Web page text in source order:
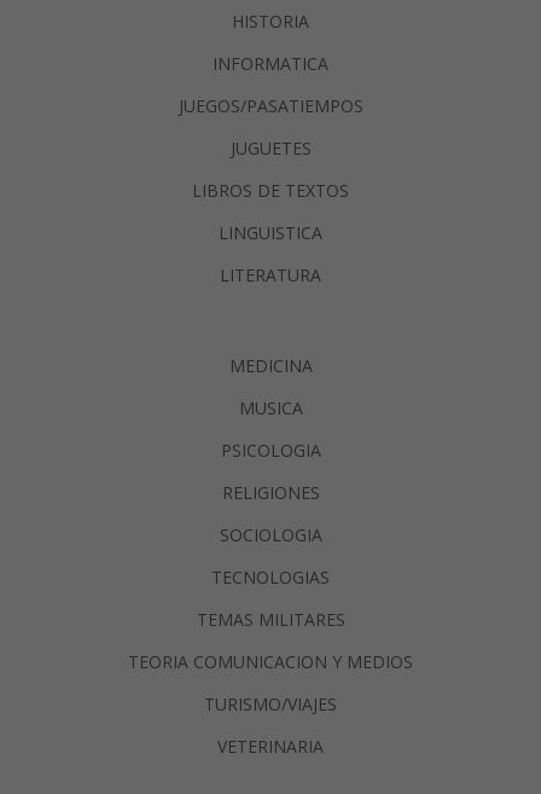
HISTORIA
INFORMATICA
JUEGOS/PASATIEMPOS
JUGUETES
LIBROS DE TEXTOS
LINGUISTICA
LITERATURA
MEDICINA
MUSICA
PSICOLOGIA
RELIGIONES
SOCIOLOGIA
TECNOLOGIAS
TEMAS MILITARES
TEORIA COMUNICACION Y MEDIOS
TURISMO/VIAJES
VETERINARIA